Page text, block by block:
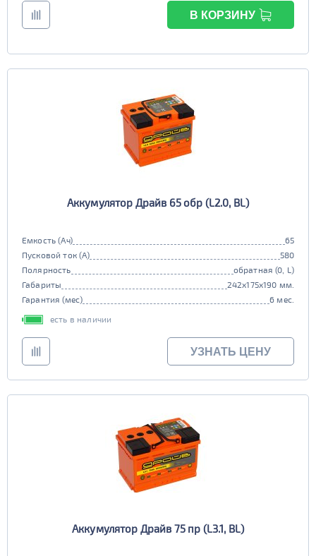
В КОРЗИНУ
Аккумулятор Драйв 65 обр (L2.0, BL)
Емкость (Ач)
65
Пусковой ток (А)
580
Полярность
обратная (0, L)
Габариты
242x175x190 мм.
Гарантия (мес)
6 мес.
есть в наличии
УЗНАТЬ ЦЕНУ
Аккумулятор Драйв 75 пр (L3.1, BL)